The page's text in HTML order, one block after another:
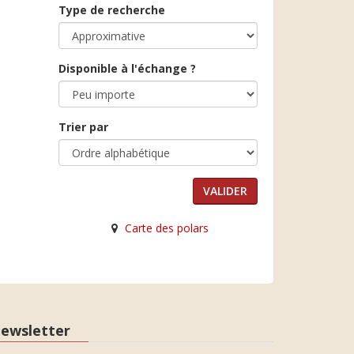
Type de recherche
Disponible à l'échange ?
Trier par
Carte des polars